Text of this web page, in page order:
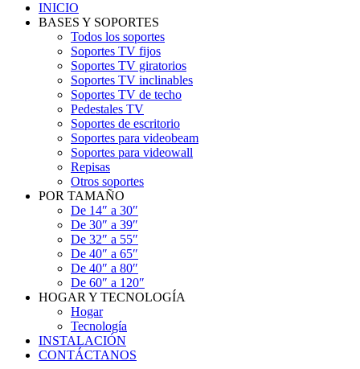
INICIO
BASES Y SOPORTES
Todos los soportes
Soportes TV fijos
Soportes TV giratorios
Soportes TV inclinables
Soportes TV de techo
Pedestales TV
Soportes de escritorio
Soportes para videobeam
Soportes para videowall
Repisas
Otros soportes
POR TAMAÑO
De 14″ a 30″
De 30″ a 39″
De 32″ a 55″
De 40″ a 65″
De 40″ a 80″
De 60″ a 120″
HOGAR Y TECNOLOGÍA
Hogar
Tecnología
INSTALACIÓN
CONTÁCTANOS